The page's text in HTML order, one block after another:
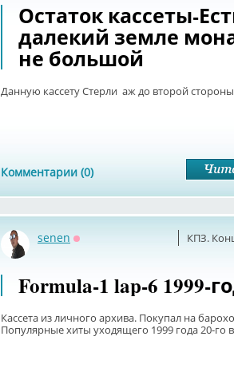
Остаток кассеты-
далекий земле
не большой
Данную кассету Стерли аж до второй стороны
Комментарии (0)
КПЗ.
senen
Formula-1 lap-6 1999-
Кассета из личного архива. Покупал на
Популярные хиты уходящего 1999 года 20-го